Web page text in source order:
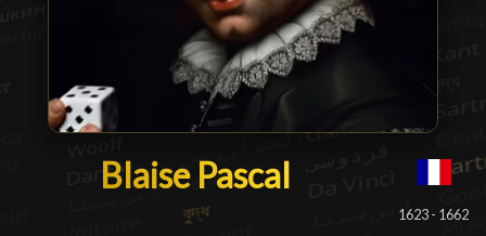
Blaise Pascal
Blaise Pascal
1623 - 1662